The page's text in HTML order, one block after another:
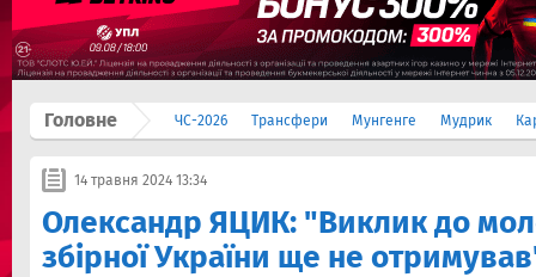
Головне ЧС-2026 Трансфери Мунгенге Мудрик
14 травня 2024 13:34
Олександр ЯЦИК: "Виклик до
збірної України ще не